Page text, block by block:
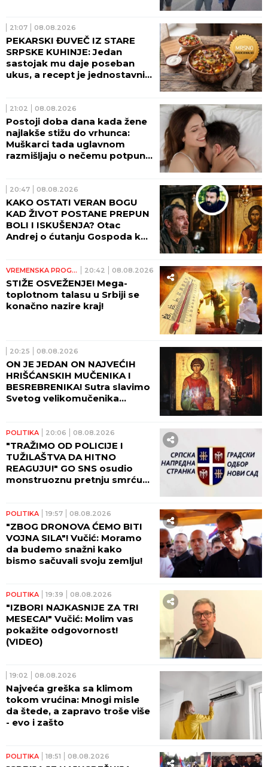
21:07 08.08.2026
PEKARSKI ĐUVEČ IZ STARE
SRPSKE KUHINJE: Jedan
sastojak mu daje poseban
ukus, a recept je jednostavniji
21:02 08.08.2026
Postoji doba dana kada žene
najlakše stižu do vrhunca:
Muškarci tada uglavnom
razmišljaju o nečemu potpuno
20:47 08.08.2026
KAKO OSTATI VERAN BOGU
KAD ŽIVOT POSTANE PREPUN
BOLI I ISKUŠENJA? Otac
Andrej o ćutanju Gospoda kad
VREMENSKA PROGNOZA 20:42 08.08.2026
STIŽE OSVEŽENJE! Mega-
toplotnom talasu u Srbiji se
konačno nazire kraj!
20:25 08.08.2026
ON JE JEDAN ON NAJVEĆIH
HRIŠĆANSKIH MUČENIKA I
BESREBRENIKA! Sutra slavimo
Svetog velikomučenika
POLITIKA 20:06 08.08.2026
"TRAŽIMO OD POLICIJE I
TUŽILAŠTVA DA HITNO
REAGUJU!" GO SNS osudio
monstruoznu pretnju smrću
POLITIKA 19:57 08.08.2026
"ZBOG DRONOVA ĆEMO BITI
VOJNA SILA"! Vučić: Moramo
da budemo snažni kako
bismo sačuvali svoju zemlju!
POLITIKA 19:39 08.08.2026
"IZBORI NAJKASNIJE ZA TRI
MESECA!" Vučić: Molim vas
pokažite odgovornost!
(VIDEO)
19:02 08.08.2026
Najveća greška sa klimom
tokom vrućina: Mnogi misle
da štede, a zapravo troše više
- evo i zašto
POLITIKA 18:51 08.08.2026